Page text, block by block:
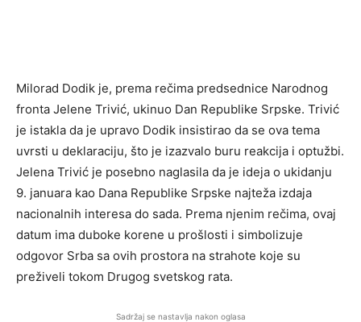
Milorad Dodik je, prema rečima predsednice Narodnog
fronta Jelene Trivić, ukinuo Dan Republike Srpske. Trivić
je istakla da je upravo Dodik insistirao da se ova tema
uvrsti u deklaraciju, što je izazvalo buru reakcija i optužbi.
Jelena Trivić je posebno naglasila da je ideja o ukidanju
9. januara kao Dana Republike Srpske najteža izdaja
nacionalnih interesa do sada. Prema njenim rečima, ovaj
datum ima duboke korene u prošlosti i simbolizuje
odgovor Srba sa ovih prostora na strahote koje su
preživeli tokom Drugog svetskog rata.
Sadržaj se nastavlja nakon oglasa